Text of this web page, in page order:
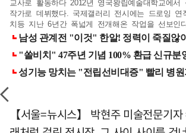
교사로 활동하다 2012년 영국왕립예술대학교에서
작가로 데뷔했다. 국제갤러리 전시에는 드로잉
치등 지난 6년간 폭넓게 전개해온 작업을 선보인
【서울=뉴시스】 박현주 미술전문기